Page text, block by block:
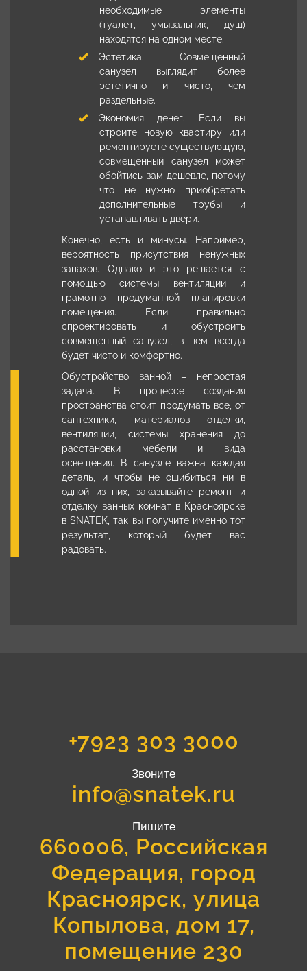
необходимые элементы
(туалет, умывальник, душ)
находятся на одном месте.
Эстетика. Совмещенный
санузел выглядит более
эстетично и чисто, чем
раздельные.
Экономия денег. Если вы
строите новую квартиру или
ремонтируете существующую,
совмещенный санузел может
обойтись вам дешевле, потому
что не нужно приобретать
дополнительные трубы и
устанавливать двери.
Конечно, есть и минусы. Например,
вероятность присутствия ненужных
запахов. Однако и это решается с
помощью системы вентиляции и
грамотно продуманной планировки
помещения. Если правильно
спроектировать и обустроить
совмещенный санузел, в нем всегда
будет чисто и комфортно.
Обустройство ванной – непростая
задача. В процессе создания
пространства стоит продумать все, от
сантехники, материалов отделки,
вентиляции, системы хранения до
расстановки мебели и вида
освещения. В санузле важна каждая
деталь, и чтобы не ошибиться ни в
одной из них, заказывайте ремонт и
отделку ванных комнат в Красноярске
в SNATEK, так вы получите именно тот
результат, который будет вас
радовать.
+7923 303 3000
Звоните
info@snatek.ru
Пишите
660006, Российская
Федерация, город
Красноярск, улица
Копылова, дом 17,
помещение 230